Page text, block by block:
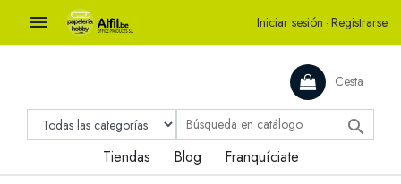
 Iniciar sesión · Registrarse
Cesta

Tiendas Blog Franquíciate